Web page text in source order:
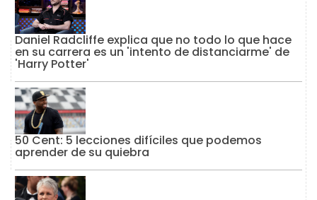
Daniel Radcliffe explica que no todo lo que hace
en su carrera es un 'intento de distanciarme' de
'Harry Potter'
50 Cent: 5 lecciones difíciles que podemos
aprender de su quiebra